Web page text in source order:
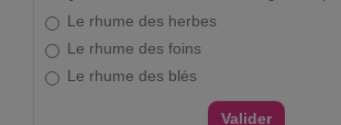
Le rhume des herbes
Le rhume des foins
Le rhume des blés